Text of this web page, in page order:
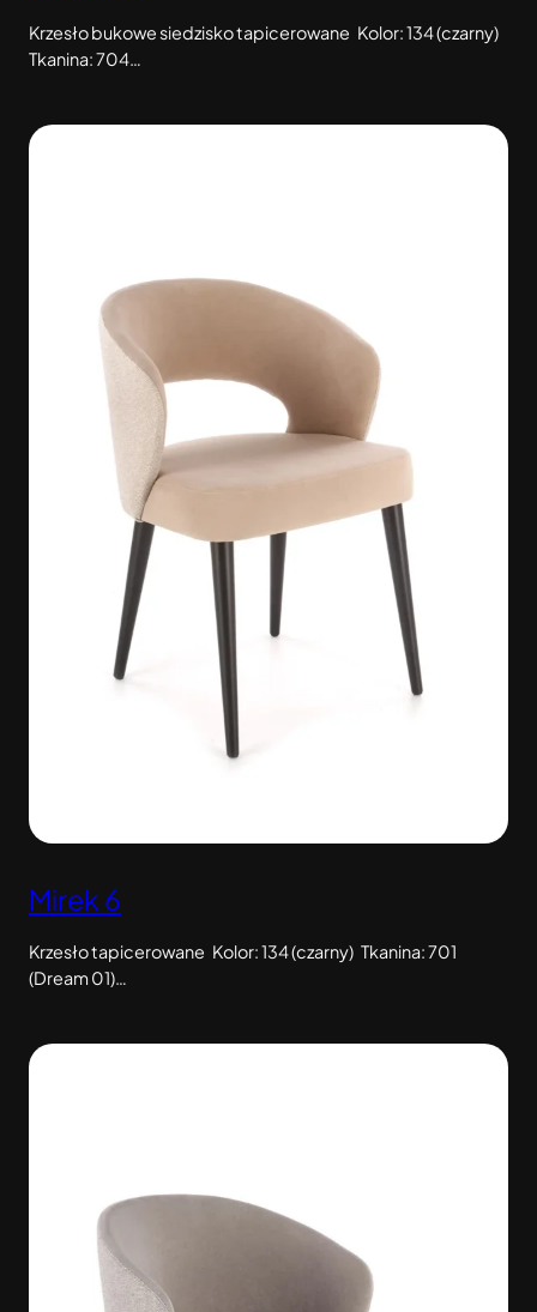
Krzesło bukowe siedzisko tapicerowane Kolor: 134 (czarny)
Tkanina: 704…
Mirek 6
Krzesło tapicerowane Kolor: 134 (czarny) Tkanina: 701
(Dream 01)…